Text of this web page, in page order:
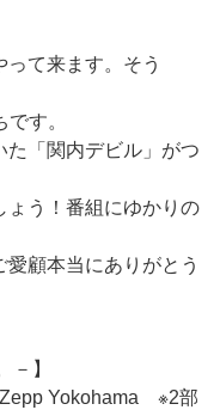
て来ます。そう
す。
た「関内デビル」がつ
ょう！番組にゆかりの
愛顧本当にありがとう
－】
Yokohama ※2部